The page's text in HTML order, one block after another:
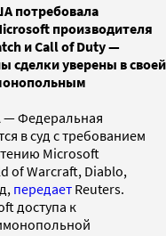
потребовала
производителя
и Call of Duty —
сделки уверены в своей
Федеральная
в суд с требованием
Microsoft
of Warcraft, Diablo,
передает Reuters.
доступа к